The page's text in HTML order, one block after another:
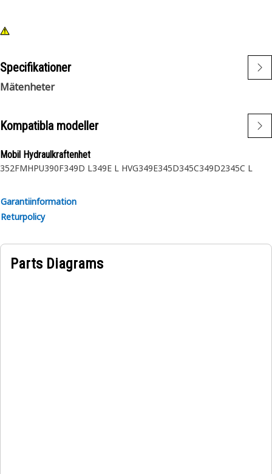
Specifikationer
Mätenheter
Kompatibla modeller
Mobil Hydraulkraftenhet
352FMHPU390F349D L349E L HVG349E345D345C349D2345C L
Garantiinformation
Returpolicy
Parts Diagrams